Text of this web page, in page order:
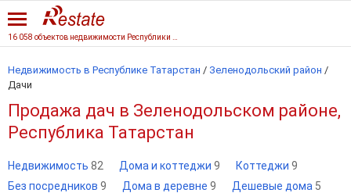
Недвижимость в Республике Татарстан / Зеленодольский район /
Дачи
Продажа дач в Зеленодольском районе,
Республика Татарстан
Недвижимость 82 Дома и коттеджи 9 Коттеджи 9
Без посредников 9 Дома в деревне 9 Дешевые дома 5